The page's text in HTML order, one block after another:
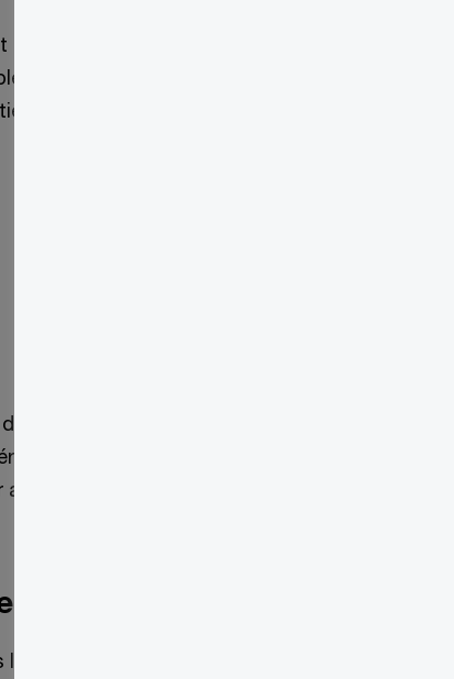
préparer à des mesures
devraient, comme toujours, être
intéressées avaient jusqu’au
de l’ARC en vertu
le recouvrement de l’impôt. Les
moment où la loi habilitante
contexte d’une vérification ou